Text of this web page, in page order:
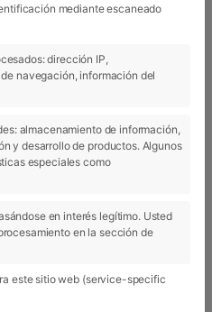
mediante escaneado
dirección IP,
navegación, información del
almacenamiento de información,
y desarrollo de productos. Algunos
especiales como
en interés legítimo. Usted
en la sección de
este sitio web (service-specific